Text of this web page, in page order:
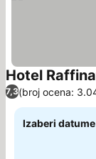
Hotel
7,3(broj ocena:
Izaberi